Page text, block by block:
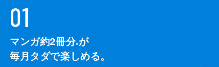
01
マンガ約2冊分※が
毎月タダで楽しめる。